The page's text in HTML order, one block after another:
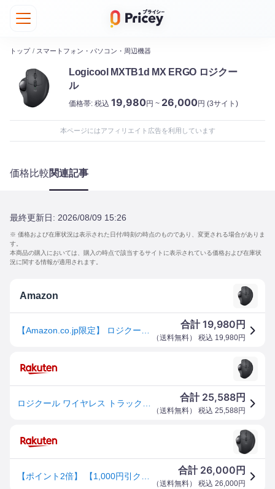
トップ / スマートフォン・パソコン・周辺機器
Logicool MXTB1d MX ERGO ロジクー
ル
価格帯: 税込 19,980円 ~ 26,000円 (3サイト)
本ページにはアフィリエイト広告を利用しています
価格比較関連記事
最終更新日: 2026/08/09 15:26
※ 価格および在庫状況は表示された日付/時刻の時点のものであり、変更される場合がありま
す。
本商品の購入においては、購入の時点で該当するサイトに表示されている価格および在庫状
況に関する情報が適用されます。
Amazon
合計19,980 円
（送料無料） 税込 19,980円
合計 25,588円
（送料無料） 税込 25,588 円
合計 26,000 円
（送料無料） 税込 26,000円